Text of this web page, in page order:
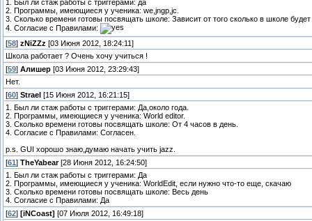
1. Был ли стаж работы с триггерами: да
2. Программы, имеющиеся у ученика: we,jngp,jc.
3. Сколько времени готовы посвящать школе: Зависит от того сколько в школе будет
4. Согласие с Правилами:
[58] zNiZZz [03 Июня 2012, 18:24:11]
Школа работает ? Очень хочу учиться !
[59] Алишер [03 Июня 2012, 23:29:43]
Нет.
[60] Strael [15 Июня 2012, 16:21:15]
1. Был ли стаж работы с триггерами: Да,около года.
2. Программы, имеющиеся у ученика: World editor.
3. Сколько времени готовы посвящать школе: От 4 часов в день.
4. Согласие с Правилами: Согласен.
p.s. GUI хорошо знаю,думаю начать учить jazz.
[61 ] TheYabear[28 Июня 2012, 16:24:50]
1. Был ли стаж работы с триггерами: Да
2. Программы, имеющиеся у ученика: WorldEdit, если нужно что-то еще, скачаю
3. Сколько времени готовы посвящать школе: Весь день
4. Согласие с Правилами: Да
[62] [iNCoast] [07 Июля 2012, 16:49:18]